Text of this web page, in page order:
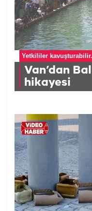
Yetkililer
Van’dan
hikayesi